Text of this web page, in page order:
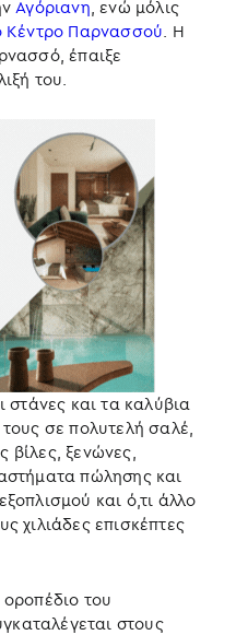
Αγόριανη, ενώ μόλις
Κέντρο Παρνασσού. Η
έπαιξε
του.
στάνες και τα καλύβια
σε πολυτελή σαλέ,
βίλες, ξενώνες,
πώλησης και
και ό,τι άλλο
χιλιάδες επισκέπτες
του
στους